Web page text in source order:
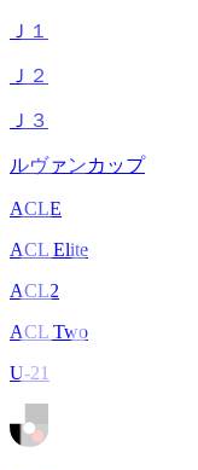
Ｊ１
Ｊ２
Ｊ３
ルヴァンカップ
ACLE
ACL Elite
ACL2
ACL Two
U-21